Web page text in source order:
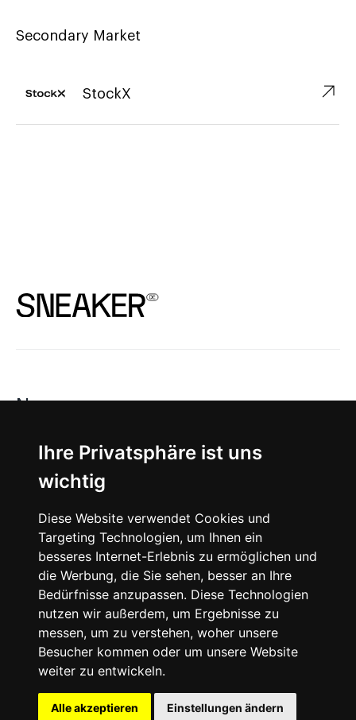
Ihre Privatsphäre ist uns
wichtig
Diese Website verwendet Cookies und
Targeting Technologien, um Ihnen ein
besseres Internet-Erlebnis zu ermöglichen und
die Werbung, die Sie sehen, besser an Ihre
Bedürfnisse anzupassen. Diese Technologien
nutzen wir außerdem, um Ergebnisse zu
messen, um zu verstehen, woher unsere
Besucher kommen oder um unsere Website
weiter zu entwickeln.
Alle akzeptieren Einstellungen ändern
Secondary Market
StockX ↗︎
News
About
Instagram
Facebook
© 2024 SNEAKERᴰᴱ, All rights reserved.
Impressum Datenschutz
Cookie-Einstellungen